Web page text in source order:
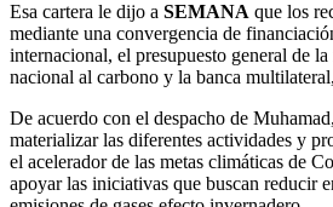
Esa cartera le dijo a SEMANA que los
mediante una convergencia de
internacional, el presupuesto general de
nacional al carbono y la banca
De acuerdo con el despacho de
materializar las diferentes actividades y
el acelerador de las metas climáticas de
apoyar las iniciativas que buscan reducir